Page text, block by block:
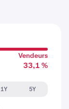
Vendeurs
33,1 %
1Y
5Y